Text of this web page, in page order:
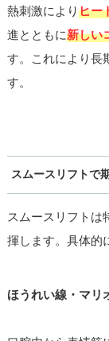
熱刺激によりヒー
進とともに新しい
す。これにより長
す。
スムースリフトで
スムースリフトは
揮します。具体的
ほうれい線・マリ